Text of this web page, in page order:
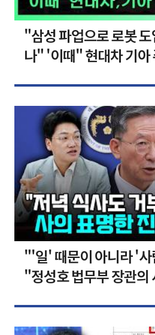
"삼성 파업으로 로봇
나" '이때" 현대차 기아 주가 폭발적 성
"'일' 때문이 아니라 '
"정성호 법무부 장관의